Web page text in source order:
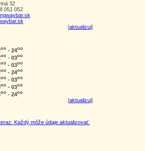
32
051 052
[aktualizuj]
oo - 24oo
oo - 03oo
oo - 03oo
oo - 24oo
oo - 03oo
oo - 03oo
oo - 24oo
[aktualizuj]
Každý môže údaje aktualizovať.